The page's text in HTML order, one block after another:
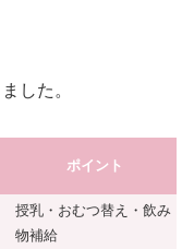
した。
ポイント
授乳・おむつ替え・飲み
物補給